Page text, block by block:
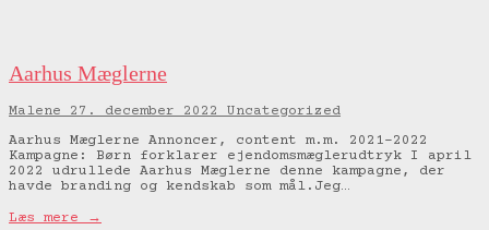
Aarhus Mæglerne
Malene 27. december 2022
Uncategorized
Aarhus Mæglerne Annoncer, content m.m. 2021-2022
Kampagne: Børn forklarer ejendomsmæglerudtryk I april
2022 udrullede Aarhus Mæglerne denne kampagne, der
havde branding og kendskab som mål.Jeg…
Læs mere →